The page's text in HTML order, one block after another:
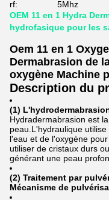
rf:
5Mhz
OEM 11 en 1 Hydra
hydrofasique pour les
Oem 11 en 1
Dermabrasion de
oxygène Machine
Description du
(1)
Hydradermabrasion est
peau.L'hydraulique
l'eau et de l'oxygène
utiliser de cristaux durs
générant une peau
(2) Traitement par
Mécanisme de